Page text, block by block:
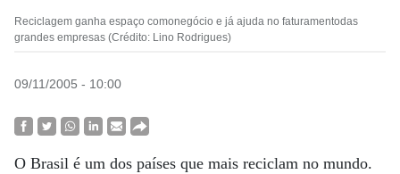
Reciclagem ganha espaço comonegócio e já ajuda no faturamentodas
grandes empresas (Crédito: Lino Rodrigues)
09/11/2005 - 10:00
O Brasil é um dos países que mais reciclam no mundo.